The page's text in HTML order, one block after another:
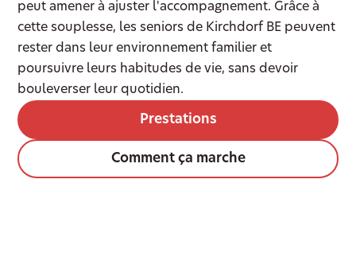
peut amener à ajuster l'accompagnement. Grâce à
cette souplesse, les seniors de Kirchdorf BE peuvent
rester dans leur environnement familier et
poursuivre leurs habitudes de vie, sans devoir
bouleverser leur quotidien.
Prestations
Comment ça marche